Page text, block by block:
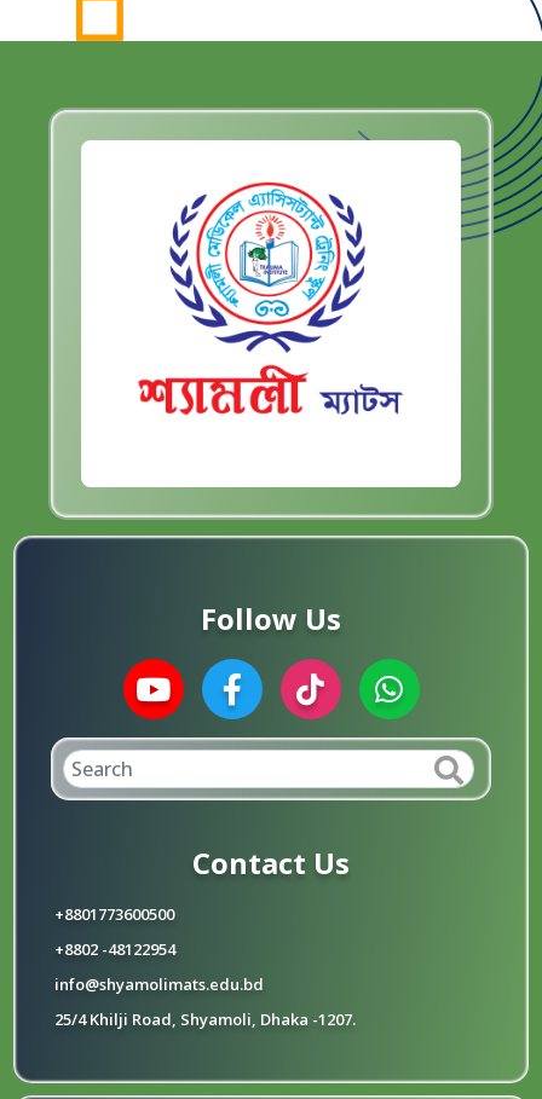
Follow Us
Contact Us
+8801773600500
+8802 -48122954
info@shyamolimats.edu.bd
25/4 Khilji Road, Shyamoli, Dhaka -1207.